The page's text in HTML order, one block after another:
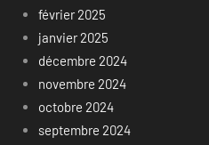
février 2025
janvier 2025
décembre 2024
novembre 2024
octobre 2024
septembre 2024